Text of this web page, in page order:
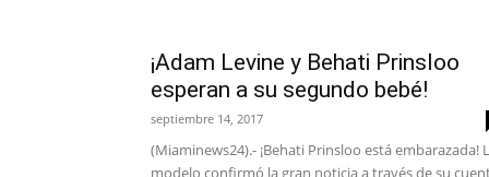
¡Adam Levine y Behati Prinsloo
esperan a su segundo bebé!
septiembre 14, 2017
(Miaminews24).- ¡Behati Prinsloo está embarazada!
modelo confirmó la gran noticia a través de su